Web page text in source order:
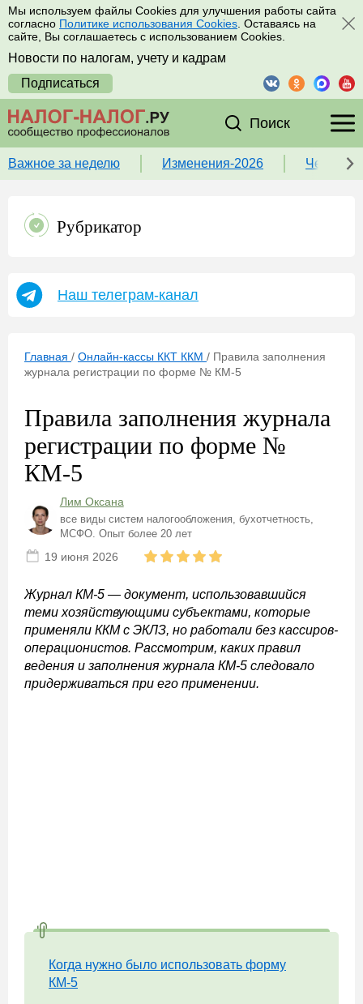
Мы используем файлы Cookies для улучшения работы сайта
согласно Политике использования Cookies . Оставаясь на
сайте, Вы соглашаетесь с использованием Cookies.
Новости по налогам, учету и кадрам
Подписаться
Поиск
Важное за неделю Изменения-2026 Чек-
Рубрикатор
Наш телеграм-канал
Главная / Онлайн-кассы ККТ ККМ / Правила заполнения
журнала регистрации по форме № КМ-5
Правила заполнения журнала
регистрации по форме №
КМ-5
Лим Оксана
все виды систем налогообложения, бухотчетность,
МСФО. Опыт более 20 лет
19 июня 2026
Журнал КМ-5 — документ, использовавшийся
теми хозяйствующими субъектами, которые
применяли ККМ с ЭКЛЗ, но работали без кассиров-
операционистов. Рассмотрим, каких правил
ведения и заполнения журнала КМ-5 следовало
придерживаться при его применении.
Когда нужно было использовать форму
КМ-5